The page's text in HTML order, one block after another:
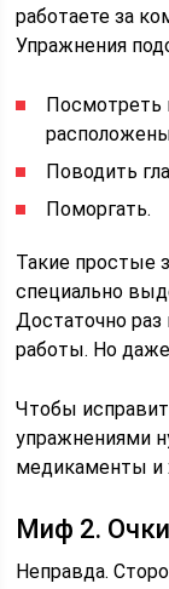
работаете за
Упражнения
Посмотреть
Поводить
Поморгать.
Такие простые
специально
Достаточно раз
работы. Но
Чтобы
упражнениями
медикаменты и
Миф 2.
Неправда.